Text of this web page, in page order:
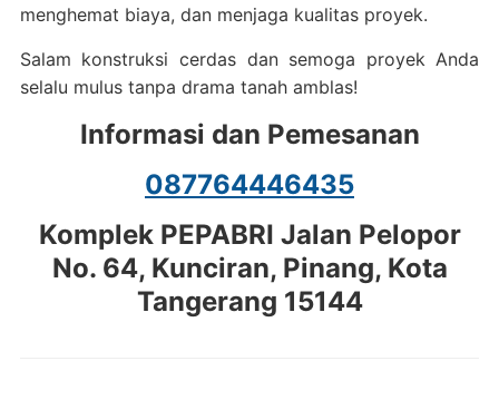
menghemat biaya, dan menjaga kualitas proyek.
Salam konstruksi cerdas dan semoga proyek Anda
selalu mulus tanpa drama tanah amblas!
Informasi dan Pemesanan
087764446435
Komplek PEPABRI Jalan Pelopor
No. 64, Kunciran, Pinang, Kota
Tangerang 15144